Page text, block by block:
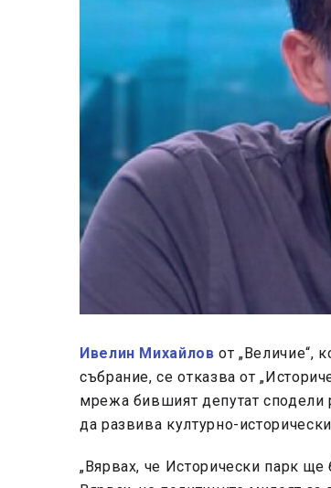
Ивелин Михайлов от „Величие“,
събрание, се отказва от
мрежа бившият депутат сподели
да развива културно-
„Вярвах, че Исторически парк ще